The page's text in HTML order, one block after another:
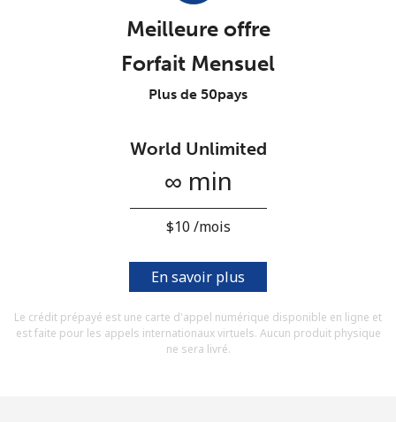
S'inscrire
Bonjour!
Identifiez-vous ouINSCRIVEZ-VOUS →
Rappel du mot de passe →
Meilleure offre
Forfait Mensuel
Plus de 50pays
World Unlimited
∞ min
⁦$10⁩ /mois
En savoir plus
Le crédit prépayé est une carte d'appel numérique disponible en ligne et
est faite pour les appels internationaux virtuels. Aucun produit physique
ne sera livré.